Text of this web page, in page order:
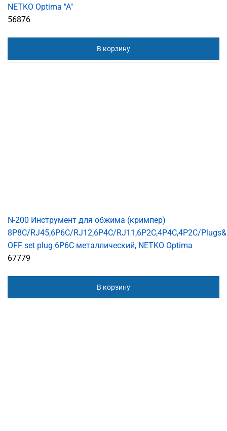
NETKO Optima "A"
56876
В корзину
N-200 Инструмент для обжима (кримпер)
8P8C/RJ45,6P6C/RJ12,6P4C/RJ11,6P2C,4P4C,4P2C/
OFF set plug 6P6C металлический, NETKO Optima
67779
В корзину